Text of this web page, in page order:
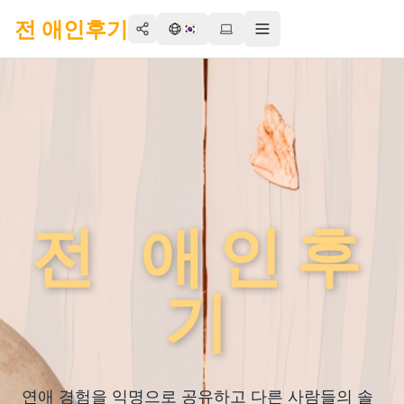
전 애인후기 Share 🇰🇷 Toggle menu
전 애인후
기
연애 경험을 익명으로 공유하고 다른 사람들의 솔